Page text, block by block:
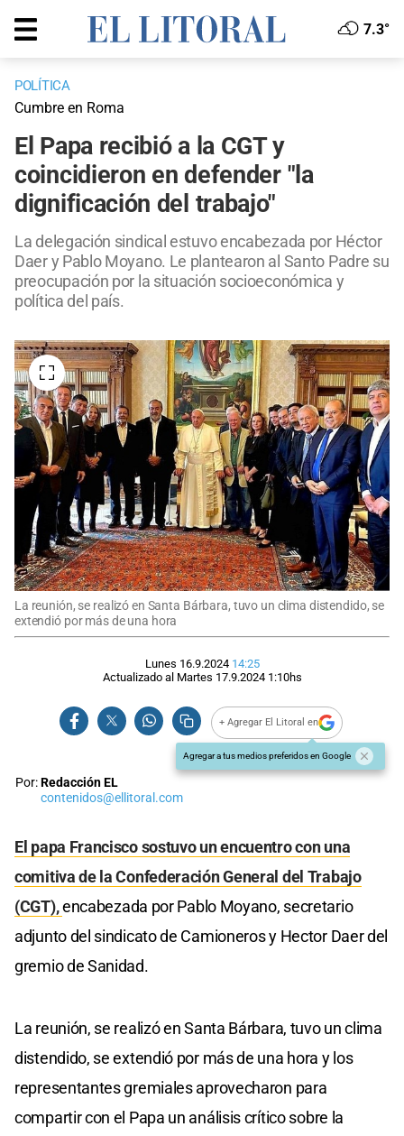
7.3°
POLÍTICA
Cumbre en Roma
El Papa recibió a la CGT y
coincidieron en defender "la
dignificación del trabajo"
La delegación sindical estuvo encabezada por Héctor
Daer y Pablo Moyano. Le plantearon al Santo Padre su
preocupación por la situación socioeconómica y
política del país.
La reunión, se realizó en Santa Bárbara, tuvo un clima distendido, se
extendió por más de una hora
Lunes 16.9.2024 14:25
Actualizado al Martes 17.9.2024 1:10hs
+ Agregar El Litoral en
Agregar a tus medios preferidos en Google
Por:Redacción EL
contenidos@ellitoral.com
El papa Francisco sostuvo un encuentro con una
comitiva de la Confederación General del Trabajo
(CGT),encabezada por Pablo Moyano, secretario
adjunto del sindicato de Camioneros y Hector Daer del
gremio de Sanidad.
La reunión, se realizó en Santa Bárbara, tuvo un clima
distendido, se extendió por más de una hora y los
representantes gremiales aprovecharon para
compartir con el Papa un análisis crítico sobre la